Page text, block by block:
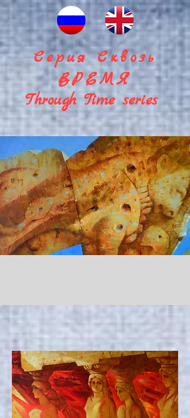
Серия Сквозь
ВРЕМЯ
Through Time series